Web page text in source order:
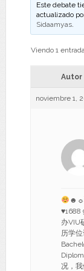
Este debate
actualizado
Sidaamyas.
Viendo 1
Autor
noviembre 1,
♥1688
办VIU
历学
况，我